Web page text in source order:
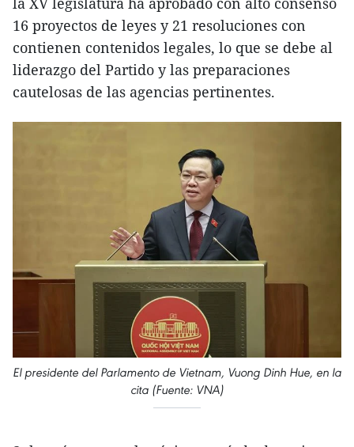
16 proyectos de leyes y 21 resoluciones con
contienen contenidos legales, lo que se debe al
liderazgo del Partido y las preparaciones
cautelosas de las agencias pertinentes.
El presidente del Parlamento de Vietnam, Vuong Dinh Hue, en la
cita (Fuente: VNA)